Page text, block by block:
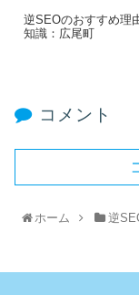
逆SEOのおすすめ理
知識：広尾町
コメント
ホーム 逆